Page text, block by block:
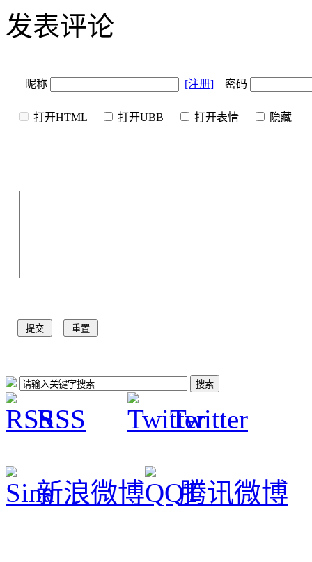
发表评论
昵称 [注册] 密码
打开HTML 打开UBB 打开表情 隐
RSS Twitter
新浪微博 腾讯微博